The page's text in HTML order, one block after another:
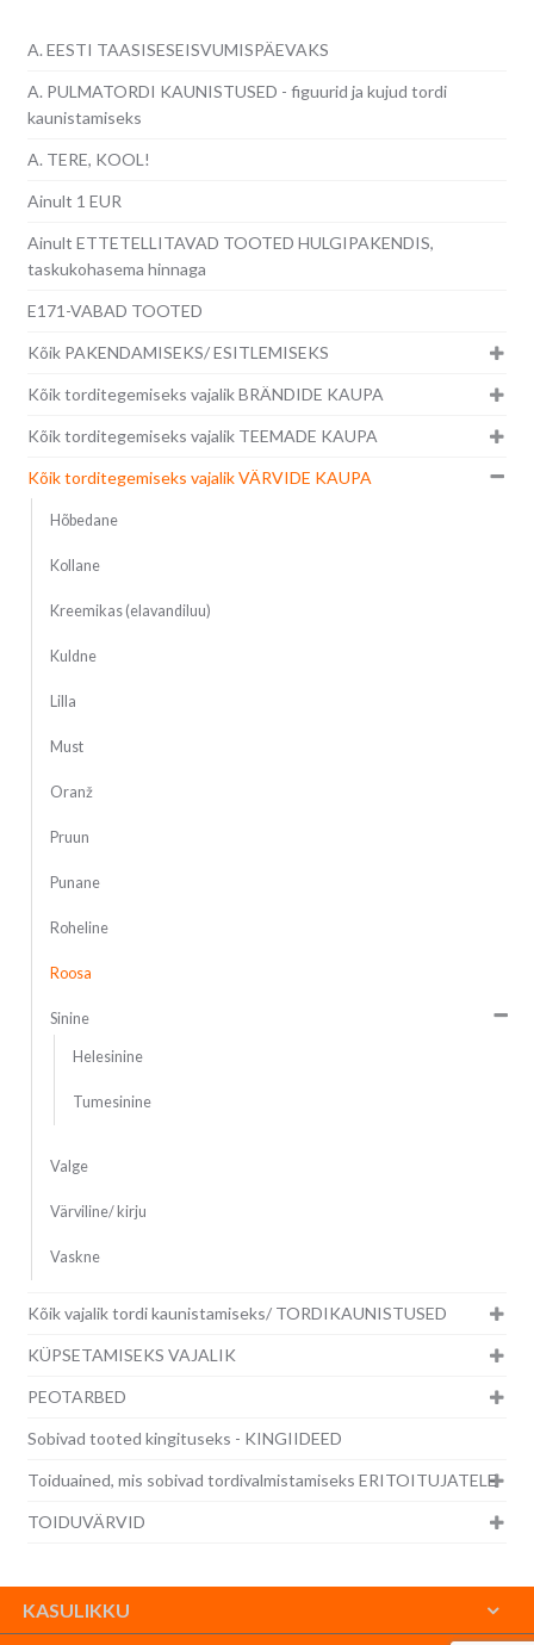
A. EESTI TAASISESEISVUMISPÄEVAKS
A. PULMATORDI KAUNISTUSED - figuurid ja kujud tordi
kaunistamiseks
A. TERE, KOOL!
Ainult 1 EUR
Ainult ETTETELLITAVAD TOOTED HULGIPAKENDIS,
taskukohasema hinnaga
E171-VABAD TOOTED
Kõik PAKENDAMISEKS/ ESITLEMISEKS
Kõik torditegemiseks vajalik BRÄNDIDE KAUPA
Kõik torditegemiseks vajalik TEEMADE KAUPA
Kõik torditegemiseks vajalik VÄRVIDE KAUPA
Hõbedane
Kollane
Kreemikas (elavandiluu)
Kuldne
Lilla
Must
Oranž
Pruun
Punane
Roheline
Roosa
Sinine
Helesinine
Tumesinine
Valge
Värviline/ kirju
Vaskne
Kõik vajalik tordi kaunistamiseks/ TORDIKAUNISTUSED
KÜPSETAMISEKS VAJALIK
PEOTARBED
Sobivad tooted kingituseks - KINGIIDEED
Toiduained, mis sobivad tordivalmistamiseks ERITOITUJATELE
TOIDUVÄRVID
KASULIKKU